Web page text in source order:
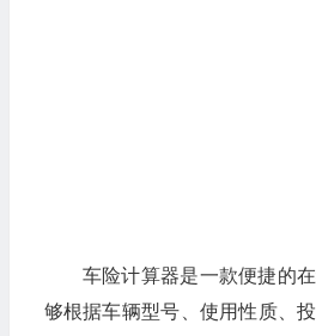
车险计算器是一款便捷的
够根据车辆型号、使用性质、